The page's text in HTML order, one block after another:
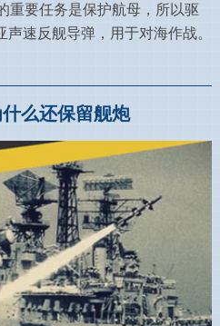
重要任务是保护航母，所以驱
速反舰导弹，用于对海作战。
么还保留舰炮